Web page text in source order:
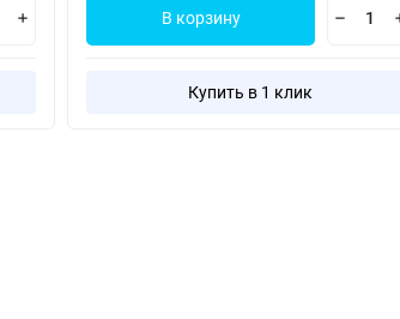
В корзину
Купить в 1 клик